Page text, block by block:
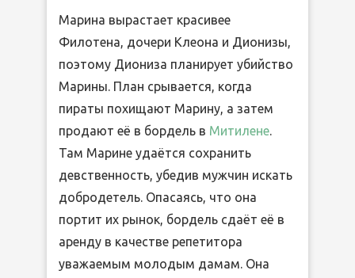
Марина вырастает красивее
Филотена, дочери Клеона и Дионизы,
поэтому Диониза планирует убийство
Марины. План срывается, когда
пираты похищают Марину, а затем
продают её в бордель в Митилене.
Там Марине удаётся сохранить
девственность, убедив мужчин искать
добродетель. Опасаясь, что она
портит их рынок, бордель сдаёт её в
аренду в качестве репетитора
уважаемым молодым дамам. Она